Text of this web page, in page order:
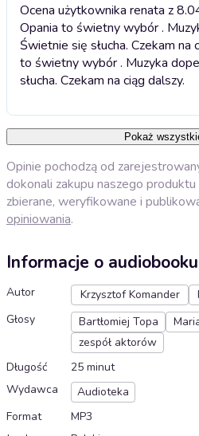
Ocena użytkownika renata z
Opania to świetny wybór .
Świetnie się słucha. Czekam na
to świetny wybór . Muzyka
słucha. Czekam na ciąg dalszy.
Pokaż
Opinie pochodzą od
dokonali zakupu naszego produktu
zbierane, weryfikowane i
opiniowania.
Informacje o audiobooku
Autor Krzysztof Komander
Głosy
Bartłomiej Topa
zespół aktorów
Długość
25 minut
Wydawca
Audioteka
Format
MP3